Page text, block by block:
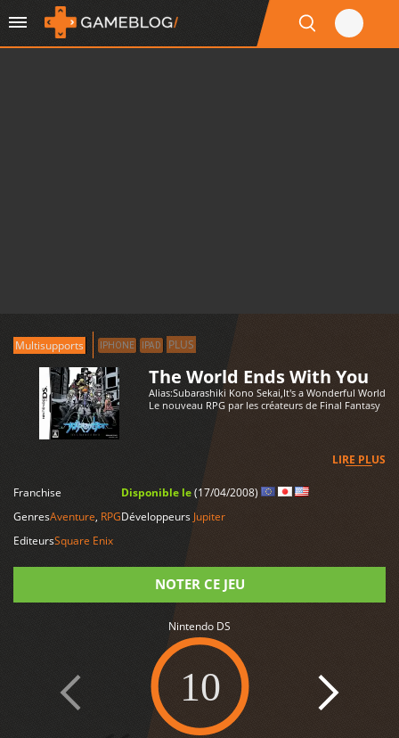
Multisupports IPHONE IPAD PLUS
The World Ends With You
Alias:Subarashiki Kono Sekai,It's a Wonderful World
Le nouveau RPG par les créateurs de Final Fantasy
LIRE PLUS
Franchise
GenresAventure, RPG
EditeursSquare Enix
Disponible le(17/04/2008)
Développeurs Jupiter
NOTER CE JEU
Nintendo DS
10